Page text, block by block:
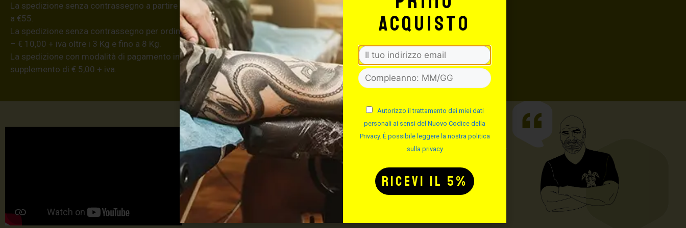
La spedizione senza contrassegno a partire da €8,20 (iva compresa) per ordini fino
a €55.
La spedizione senza contrassegno per ordini superiori a €55: € 5,90 + iva fino a 3 Kg
– € 10,00 + iva oltre i 3 Kg e fino a 8 Kg.
La spedizione con modalità di pagamento in contanti alla consegna ha un
supplemento di € 5,00 + iva.
Max Signorello Tattoo Supply
TUTTO PER IL TUO
TATTOO STUDIO
acquisto
Autorizzo il trattamento dei miei dati
personali ai sensi del Nuovo Codice della
Privacy. È possibile leggere la nostra politica
sulla privacy